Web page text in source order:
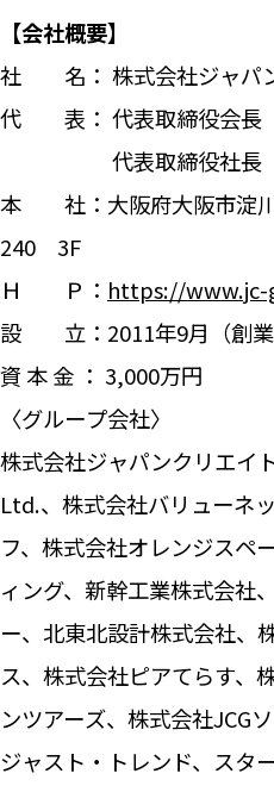
【会社概要】
社 名： 株式会社ジャパ
代 表： 代表取締役会長
代表取締役社長
本 社：大阪府大阪市淀
240 3F
Ｈ Ｐ： https://
設 立：2011年9月（創業
資 本 金 ： 3,000万円
〈グループ会社〉
株式会社ジャパンクリエ
Ltd.、株式会社バリューネ
フ、株式会社オレンジスペ
ィング、新幹工業株式会社
ー、北東北設計株式会社、
ス、株式会社ピアてらす、
ンツアーズ、株式会社JCG
ジャスト・トレンド、スタ